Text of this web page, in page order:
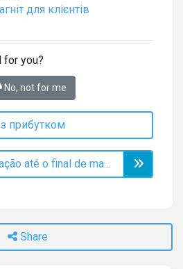
для клієнтів
for you?
No, not for me
прибутком
Brinde para avaliação até o final de março!
Share